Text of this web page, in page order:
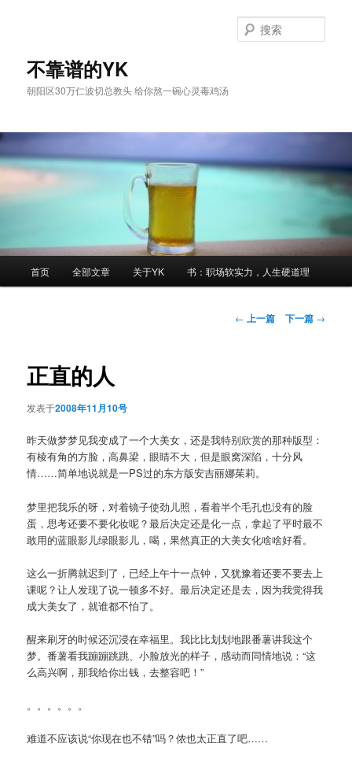
不靠谱的YK
朝阳区30万仁波切总教头 给你熬一碗心灵毒鸡汤
索
首页 全部文章 关于YK 书：职场软实力，人生硬道理
文← 上一篇 下一篇 →
正直的人
发表于2008年11月10号
昨天做梦梦见我变成了一个大美女，还是我特别欣赏的那种版型：
有棱有角的方脸，高鼻梁，眼睛不大，但是眼窝深陷，十分风
情……简单地说就是一PS过的东方版安吉丽娜茱莉。
梦里把我乐的呀，对着镜子使劲儿照，看着半个毛孔也没有的脸
蛋，思考还要不要化妆呢？最后决定还是化一点，拿起了平时最不
敢用的蓝眼影儿绿眼影儿，喝，果然真正的大美女化啥啥好看。
这么一折腾就迟到了，已经上午十一点钟，又犹豫着还要不要去上
课呢？让人发现了说一顿多不好。最后决定还是去，因为我觉得我
成大美女了，就谁都不怕了。
醒来刷牙的时候还沉浸在幸福里。我比比划划地跟番薯讲我这个
梦。番薯看我蹦蹦跳跳、小脸放光的样子，感动而同情地说：“这
么高兴啊，那我给你出钱，去整容吧！”
。。。。。。
难道不应该说“你现在也不错”吗？侬也太正直了吧……